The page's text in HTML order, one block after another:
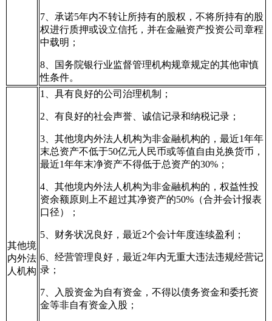
7、承诺5年内不转让所持有的股权，不将所持有的股
权进行质押或设立信托，并在金融资产投资公司章程
中载明；
8、国务院银行业监督管理机构规章规定的其他审慎
性条件。
其他境
内外法
人机构
1、具有良好的公司治理机制；
2、有良好的社会声誉、诚信记录和纳税记录；
3、其他境内外法人机构为非金融机构的，最近1年年
末总资产不低于50亿元人民币或等值自由兑换货币，
最近1年年末净资产不得低于总资产的30%；
4、其他境内外法人机构为非金融机构的，权益性投
资余额原则上不超过其净资产的50%（合并会计报表
口径）；
5、财务状况良好，最近2个会计年度连续盈利；
6、经营管理良好，最近2年内无重大违法违规经营记
录；
7、入股资金为自有资金，不得以债务资金和委托资
金等非自有资金入股；